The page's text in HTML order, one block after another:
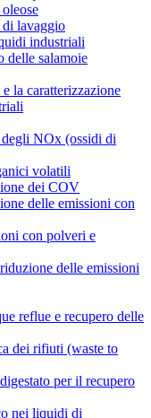
di lavaggio
industriali
delle salamoie
la caratterizzazione
NOx (ossidi di
volatili
dei COV
delle emissioni con
con polveri e
delle emissioni
reflue e recupero delle
dei rifiuti (waste to
per il recupero
nei liquidi di